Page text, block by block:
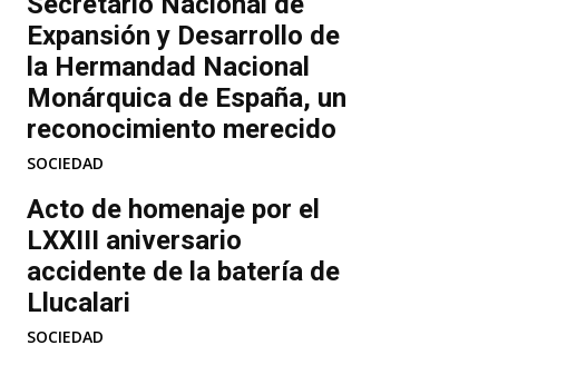
Expansión y Desarrollo de
la Hermandad Nacional
Monárquica de España, un
reconocimiento merecido
SOCIEDAD
Acto de homenaje por el
LXXIII aniversario
accidente de la batería de
Llucalari
SOCIEDAD